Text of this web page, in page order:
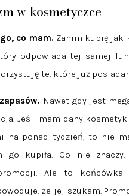
w kosmetyczce
co mam. Zanim kupię
odpowiada tej samej
te, które już
Nawet gdy jest
Jeśli mam dany
na ponad tydzień, to nie
go kupiła. Co nie
Ale to końcówka
że jej szukam.